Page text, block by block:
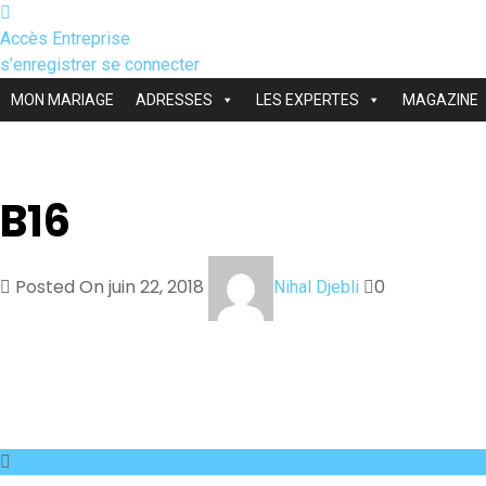
Accès Entreprise
s’enregistrer se connecter
MON MARIAGE ADRESSES LES EXPERTES MAGAZINE
B16
Posted On juin 22, 2018 Nihal Djebli 0